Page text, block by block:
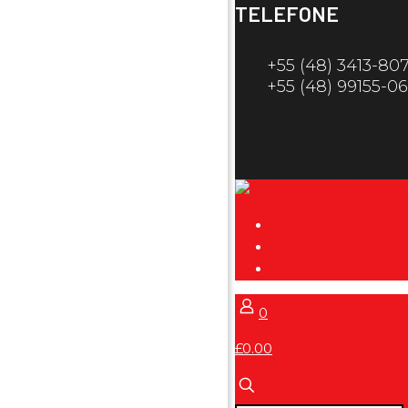
TELEFONE
+55 (48) 3413-
+55 (48) 99155-
0
£0.00